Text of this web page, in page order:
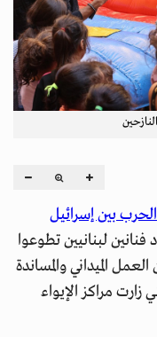
الحرب بين إسرائيل
لبنانيين تطوعوا
الميداني والمساندة
زارت مراكز الإيواء